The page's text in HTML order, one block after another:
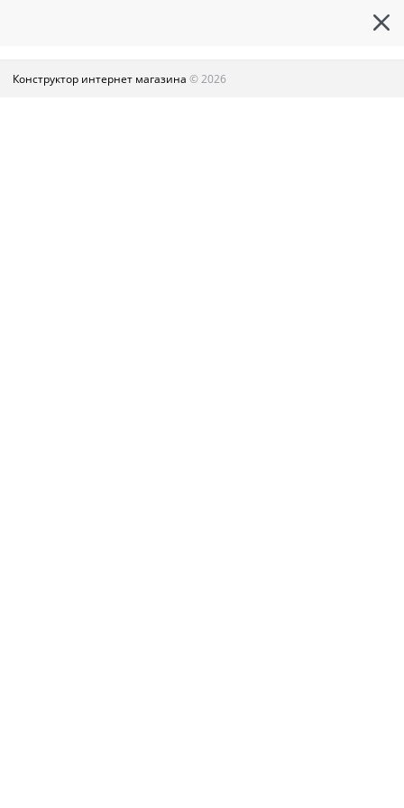
Конструктор интернет магазина © 2026